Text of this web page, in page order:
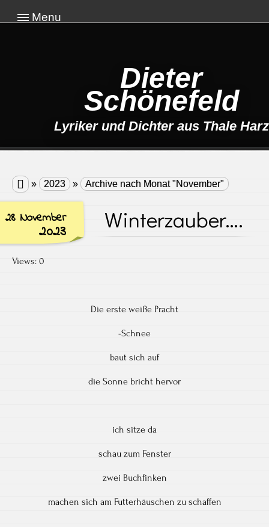
Menu
Dieter
Schönefeld
Lyriker und Dichter aus Thale Harz
 » 2023 » Archive nach Monat "November"
28 November
2023 Winterzauber….
Views: 0
Die erste weiße Pracht
-Schnee
baut sich auf
die Sonne bricht hervor
ich sitze da
schau zum Fenster
zwei Buchfinken
machen sich am Futterhäuschen zu schaffen